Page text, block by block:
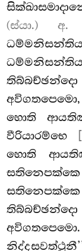
(ස්යා.)
හොති
වීරියාරම්භෙ
හොති